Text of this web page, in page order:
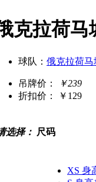
克拉荷马
球队： 俄克拉荷马
吊牌价：
￥239
折扣价：
￥129
选择： 尺码
XS 身